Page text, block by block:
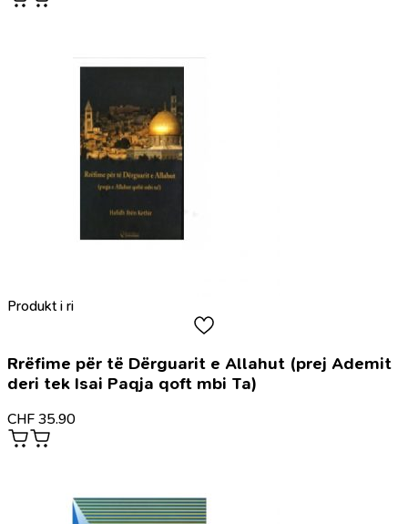
Produkt i ri
Rrëfime për të Dërguarit e Allahut (prej Ademit
deri tek Isai Paqja qoft mbi Ta)
CHF 35.90